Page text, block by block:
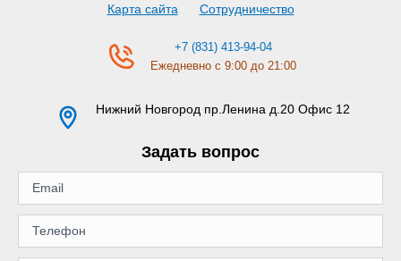
Карта сайта
Сотрудничество
+7 (831) 413-94-04
Ежедневно с 9:00 до 21:00
Нижний Новгород пр.Ленина д.20 Офис 12
Задать вопрос